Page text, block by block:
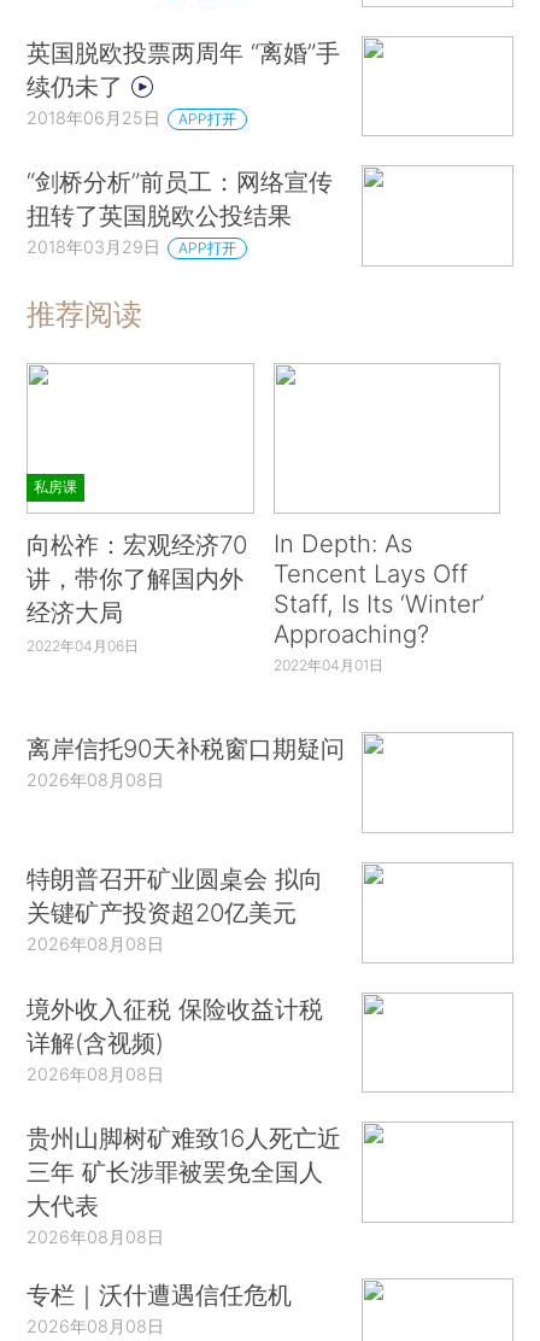
英国脱欧投票两周年 “离婚”手
续仍未了
2018年06月25日 APP打开
“剑桥分析”前员工：网络宣传
扭转了英国脱欧公投结果
2018年03月29日 APP打开
推荐阅读
私房课
向松祚：宏观经济70
讲，带你了解国内外
经济大局
2022年04月06日
In Depth: As
Tencent Lays Off
Staff, Is Its ‘Winter’
Approaching?
2022年04月01日
离岸信托90天补税窗口期疑问
2026年08月08日
特朗普召开矿业圆桌会 拟向
关键矿产投资超20亿美元
2026年08月08日
境外收入征税 保险收益计税
详解(含视频)
2026年08月08日
贵州山脚树矿难致16人死亡近
三年 矿长涉罪被罢免全国人
大代表
2026年08月08日
专栏｜沃什遭遇信任危机
2026年08月08日